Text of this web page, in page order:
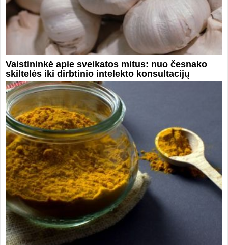
Vaistininkė apie sveikatos mitus: nuo česnako
skiltelės iki dirbtinio intelekto konsultacijų